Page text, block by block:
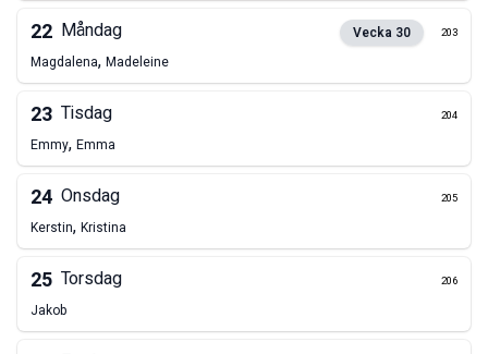
22 Måndag Vecka 30 203
Magdalena, Madeleine
23 Tisdag 204
Emmy, Emma
24 Onsdag 205
Kerstin, Kristina
25 Torsdag 206
Jakob